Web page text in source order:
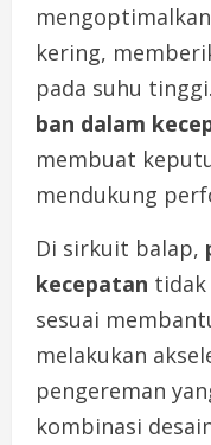
mengoptimalkan
kering,
pada suhu
ban dalam
membuat
mendukung
Di sirkuit balap,
kecepatan tidak
sesuai
melakukan
pengereman
kombinasi